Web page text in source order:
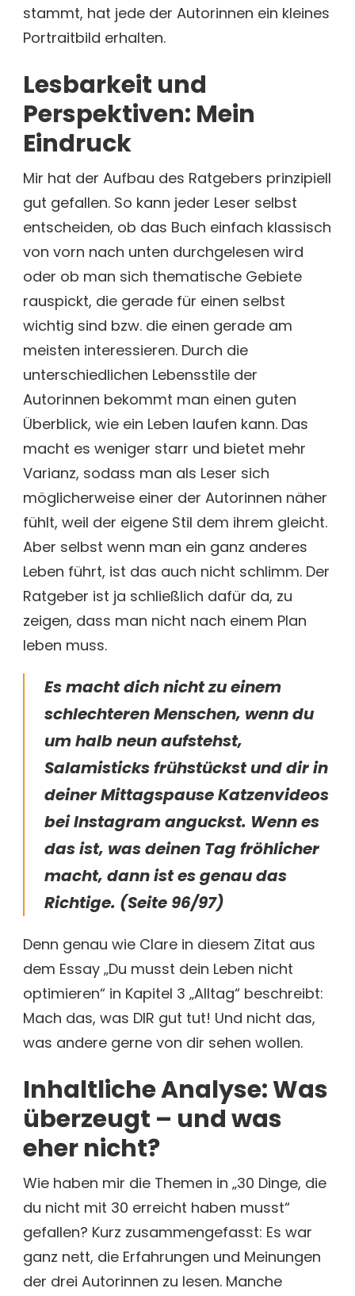
stammt, hat jede der Autorinnen ein kleines
Portraitbild erhalten.
Lesbarkeit und
Perspektiven: Mein
Eindruck
Mir hat der Aufbau des Ratgebers prinzipiell
gut gefallen. So kann jeder Leser selbst
entscheiden, ob das Buch einfach klassisch
von vorn nach unten durchgelesen wird
oder ob man sich thematische Gebiete
rauspickt, die gerade für einen selbst
wichtig sind bzw. die einen gerade am
meisten interessieren. Durch die
unterschiedlichen Lebensstile der
Autorinnen bekommt man einen guten
Überblick, wie ein Leben laufen kann. Das
macht es weniger starr und bietet mehr
Varianz, sodass man als Leser sich
möglicherweise einer der Autorinnen näher
fühlt, weil der eigene Stil dem ihrem gleicht.
Aber selbst wenn man ein ganz anderes
Leben führt, ist das auch nicht schlimm. Der
Ratgeber ist ja schließlich dafür da, zu
zeigen, dass man nicht nach einem Plan
leben muss.
Es macht dich nicht zu einem
schlechteren Menschen, wenn du
um halb neun aufstehst,
Salamisticks frühstückst und dir in
deiner Mittagspause Katzenvideos
bei Instagram anguckst. Wenn es
das ist, was deinen Tag fröhlicher
macht, dann ist es genau das
Richtige. (Seite 96/97)
Denn genau wie Clare in diesem Zitat aus
dem Essay „Du musst dein Leben nicht
optimieren“ in Kapitel 3 „Alltag“ beschreibt:
Mach das, was DIR gut tut! Und nicht das,
was andere gerne von dir sehen wollen.
Inhaltliche Analyse: Was
überzeugt – und was
eher nicht?
Wie haben mir die Themen in „30 Dinge, die
du nicht mit 30 erreicht haben musst“
gefallen? Kurz zusammengefasst: Es war
ganz nett, die Erfahrungen und Meinungen
der drei Autorinnen zu lesen. Manche